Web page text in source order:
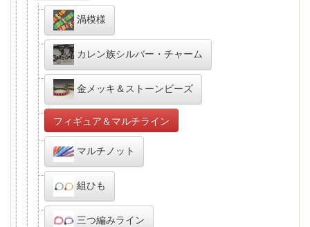
渦模様
カレン族シルバー・チャーム
金メッキ＆ストーンビーズ
フィギュア＆マルチライン
マルチノット
組ひも
三つ編みライン